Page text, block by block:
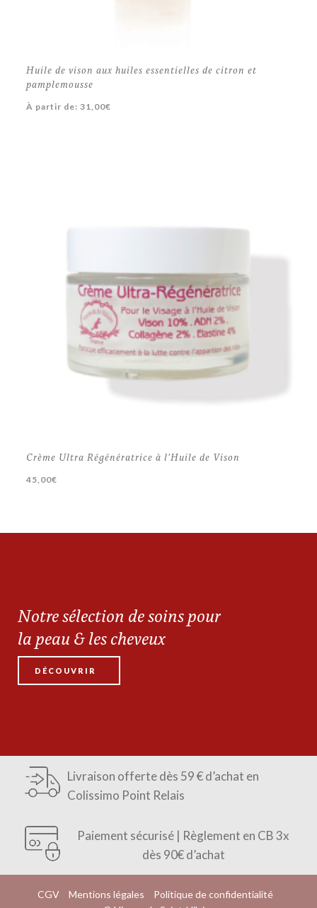
Huile de vison aux huiles essentielles de citron et
pamplemousse
À partir de: 31,00€
Crème Ultra Régénératrice à l’Huile de Vison
45,00€
Notre sélection de soins pour
la peau & les cheveux
DÉCOUVRIR
Livraison offerte dès 59 € d’achat en
Colissimo Point Relais
Paiement sécurisé | Règlement en CB 3x
dès 90€ d’achat
CGV Mentions légales
Politique de confidentialité